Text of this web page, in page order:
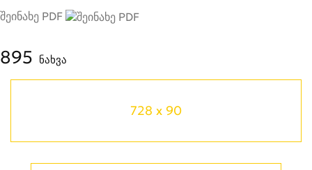
შეინახე PDF
895 ნახვა
728 x 90